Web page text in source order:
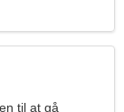
til at gå